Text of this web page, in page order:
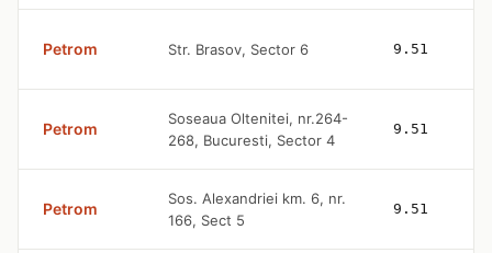
Petrom Str. Brasov, Sector 6 9.51
Petrom
Soseaua Oltenitei, nr.264-
268, Bucuresti, Sector 4
9.51
Petrom
Sos. Alexandriei km. 6, nr.
166, Sect 5
9.51